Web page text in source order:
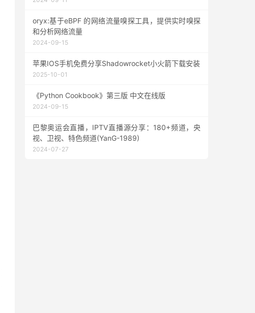
oryx:基于eBPF 的网络流量嗅探工具，提供实时嗅探
和分析网络流量
2024-09-15
苹果IOS手机免费分享Shadowrocket小火箭下载安装
2025-10-01
《Python Cookbook》第三版 中文在线版
2024-09-15
巴黎奥运会直播，IPTV直播源分享：180+频道，央
视、卫视、特色频道(YanG-1989)
2024-07-27